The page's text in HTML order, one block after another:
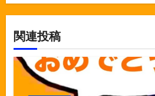
関連投稿